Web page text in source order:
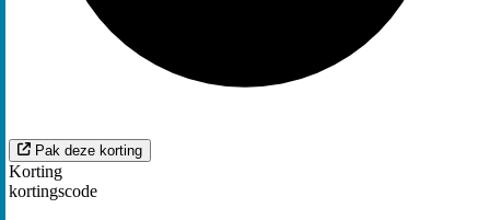
Pak deze korting
Korting
kortingscode